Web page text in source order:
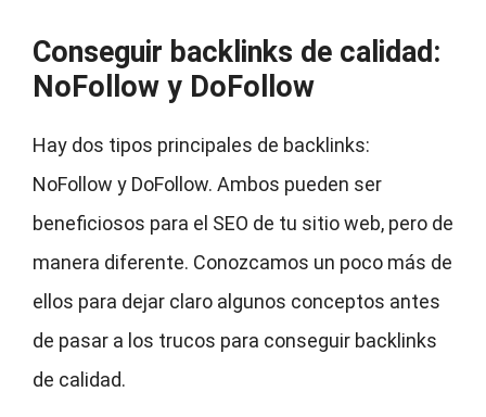
Conseguir backlinks de calidad:
NoFollow y DoFollow
Hay dos tipos principales de backlinks:
NoFollow y DoFollow. Ambos pueden ser
beneficiosos para el SEO de tu sitio web, pero de
manera diferente. Conozcamos un poco más de
ellos para dejar claro algunos conceptos antes
de pasar a los trucos para conseguir backlinks
de calidad.